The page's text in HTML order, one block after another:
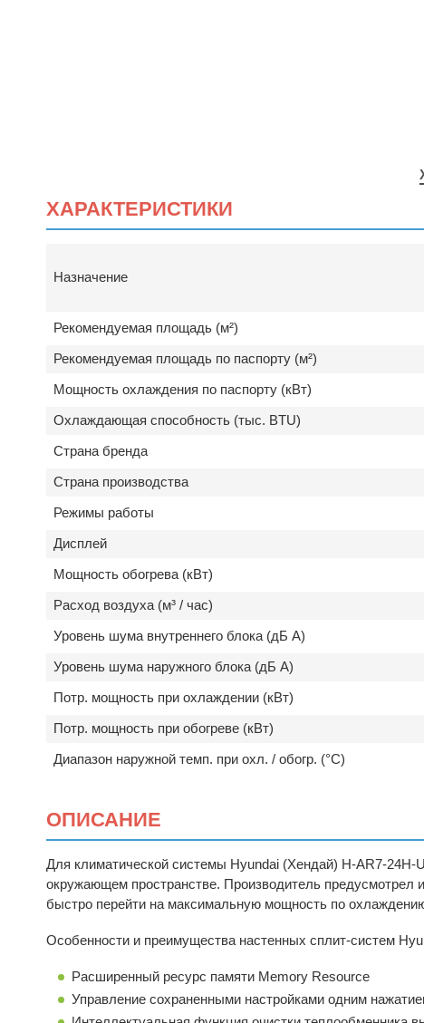
ХАРАКТЕРИСТИКИ
Назначение
Рекомендуемая площадь (м²)
Рекомендуемая площадь по паспорту (м²)
Мощность охлаждения по паспорту (кВт)
Охлаждающая способность (тыс. BTU)
Страна бренда
Страна производства
Режимы работы
Дисплей
Мощность обогрева (кВт)
Расход воздуха (м³ / час)
Уровень шума внутреннего блока (дБ А)
Уровень шума наружного блока (дБ А)
Потр. мощность при охлаждении (кВт)
Потр. мощность при обогреве (кВт)
Диапазон наружной темп. при охл. / обогр. (°C)
ОПИСАНИЕ
Для климатической системы Hyundai (Хендай) H-AR7-24H-
окружающем пространстве. Производитель предусмотрел
быстро перейти на максимальную мощность по
Особенности и преимущества настенных сплит-систем
Расширенный ресурс памяти Memory Resource
Управление сохраненными настройками одним